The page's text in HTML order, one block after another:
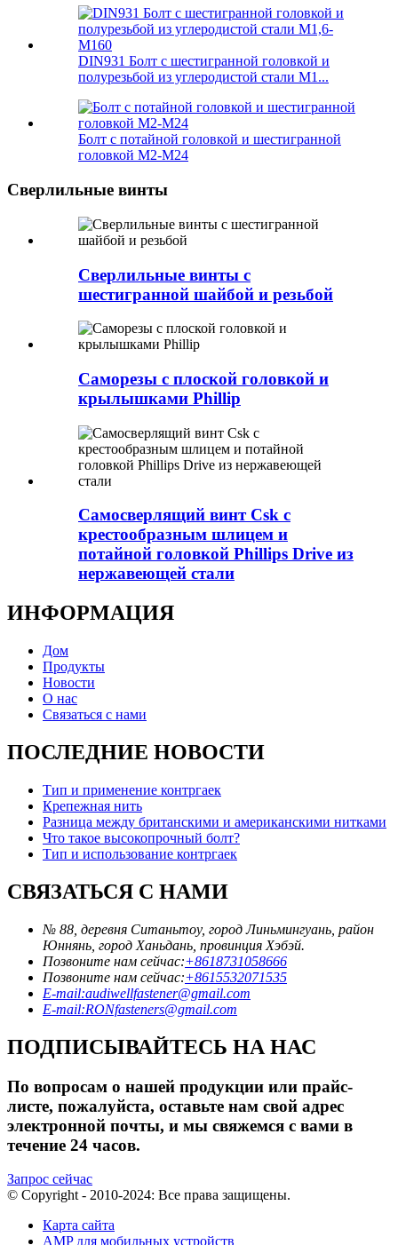
DIN931 Болт с шестигранной головкой и
полурезьбой из углеродистой стали M1...
Болт с потайной головкой и шестигранной
головкой M2-M24
Сверлильные винты
Сверлильные винты с
шестигранной шайбой и резьбой
Саморезы с плоской головкой и
крылышками Phillip
Самосверлящий винт Csk с
крестообразным шлицем и
потайной головкой Phillips Drive из
нержавеющей стали
ИНФОРМАЦИЯ
Дом
Продукты
Новости
О нас
Связаться с нами
ПОСЛЕДНИЕ НОВОСТИ
Тип и применение контргаек
Крепежная нить
Разница между британскими и американскими нитками
Что такое высокопрочный болт?
Тип и использование контргаек
СВЯЗАТЬСЯ С НАМИ
№ 88, деревня Ситаньтоу, город Линьмингуань, район
Юннянь, город Ханьдань, провинция Хэбэй.
Позвоните нам сейчас:+8618731058666
Позвоните нам сейчас:+8615532071535
E-mail:audiwellfastener@gmail.com
E-mail:RONfasteners@gmail.com
ПОДПИСЫВАЙТЕСЬ НА НАС
По вопросам о нашей продукции или прайс-
листе, пожалуйста, оставьте нам свой адрес
электронной почты, и мы свяжемся с вами в
течение 24 часов.
Запрос сейчас
© Copyright - 2010-2024: Все права защищены.
Карта сайта
AMP для мобильных устройств